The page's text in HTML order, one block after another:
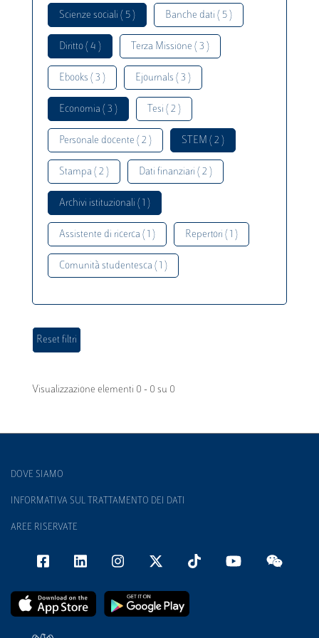
Scienze sociali ( 5 ) Banche dati ( 5 )
Diritto ( 4 ) Terza Missione ( 3 )
Ebooks ( 3 ) Ejournals ( 3 )
Economia ( 3 ) Tesi ( 2 )
Personale docente ( 2 ) STEM ( 2 )
Stampa ( 2 ) Dati finanziari ( 2 )
Archivi istituzionali ( 1 )
Assistente di ricerca ( 1 ) Repertori ( 1 )
Comunità studentesca ( 1 )
Visualizzazione elementi 0 - 0 su 0
DOVE SIAMO
INFORMATIVA SUL TRATTAMENTO DEI DATI
AREE RISERVATE